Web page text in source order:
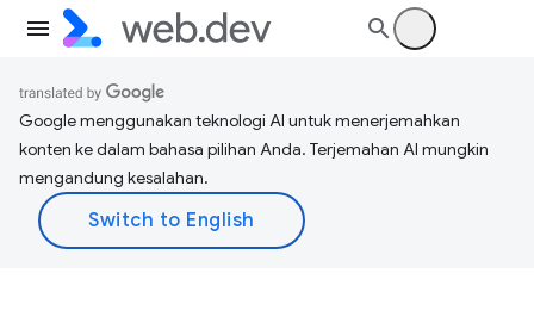
Google menggunakan teknologi AI untuk menerjemahkan
konten ke dalam bahasa pilihan Anda. Terjemahan AI mungkin
mengandung kesalahan.